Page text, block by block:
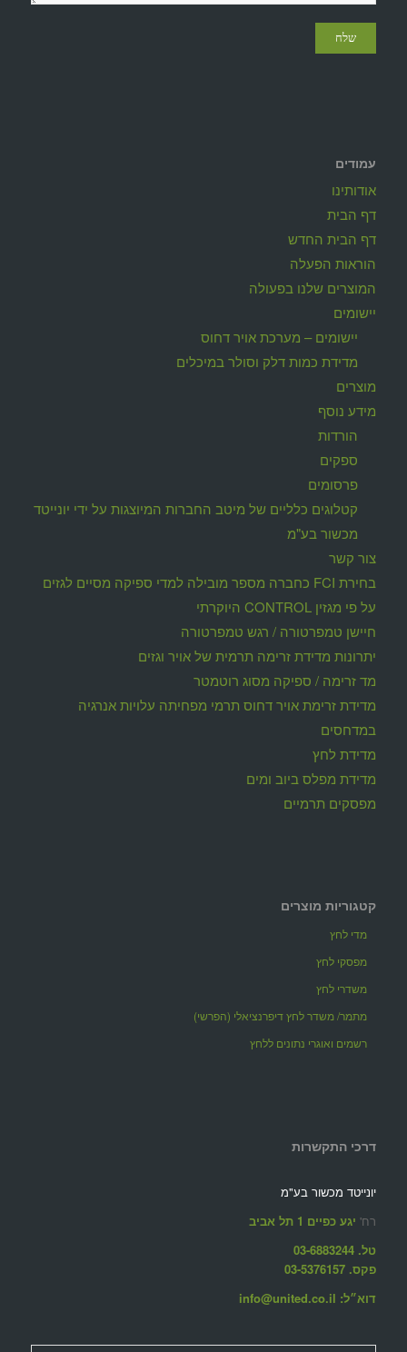
עמודים
אודותינו
דף הבית
דף הבית החדש
הוראות הפעלה
המוצרים שלנו בפעולה
יישומים
יישומים – מערכת אויר דחוס
מדידת כמות דלק וסולר במיכלים
מוצרים
מידע נוסף
הורדות
ספקים
פרסומים
קטלוגים כלליים של מיטב החברות המיוצגות על ידי יונייטד
מכשור בע"מ
צור קשר
בחירת FCI כחברה מספר מובילה למדי ספיקה מסיים לגזים
על פי מגזין CONTROL היוקרתי
חיישן טמפרטורה / רגש טמפרטורה
יתרונות מדידת זרימה תרמית של אויר וגזים
מד זרימה / ספיקה מסוג רוטמטר
מדידת זרימת אויר דחוס תרמי מפחיתה עלויות אנרגיה
במדחסים
מדידת לחץ
מדידת מפלס ביוב ומים
מפסקים תרמיים
קטגוריות מוצרים
מדי לחץ
מפסקי לחץ
משדרי לחץ
מתמר/ משדר לחץ דיפרנציאלי (הפרשי)
רשמים ואוגרי נתונים ללחץ
דרכי התקשרות
יונייטד מכשור בע"מ
רח' יגע כפיים 1 תל אביב
טל. 03-6883244
פקס. 03-5376157
דוא״ל: info@united.co.il